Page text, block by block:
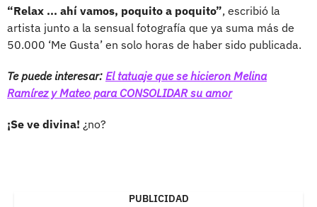
“Relax ... ahí vamos, poquito a poquito”, escribió la
artista junto a la sensual fotografía que ya suma más de
50.000 ‘Me Gusta’ en solo horas de haber sido publicada.
Te puede interesar: El tatuaje que se hicieron Melina
Ramírez y Mateo para CONSOLIDAR su amor
¡Se ve divina! ¿no?
PUBLICIDAD